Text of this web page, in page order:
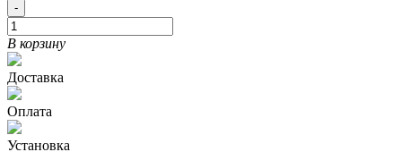
-
В корзину
Доставка
Оплата
Установка